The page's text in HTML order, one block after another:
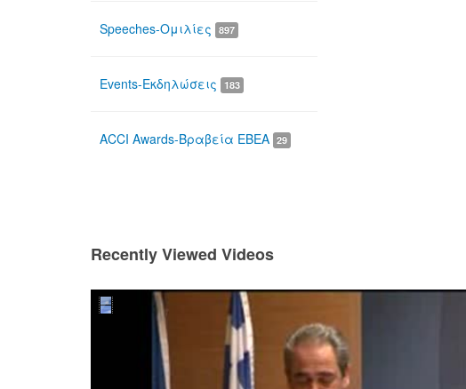
Speeches-Ομιλίες 897
Events-Εκδηλώσεις 183
ACCI Awards-Βραβεία ΕΒΕΑ 29
Recently Viewed Videos